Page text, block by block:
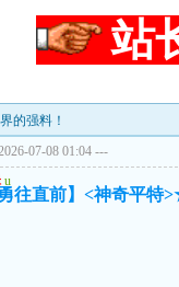
站
的强料！
07-08 01:04 ---
u
往直前】<神奇平特